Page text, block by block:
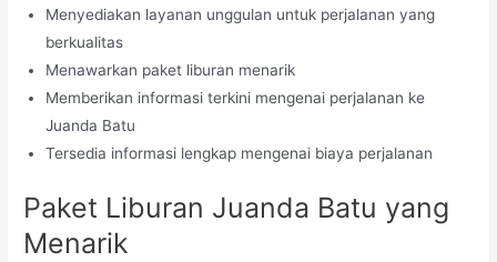
Menyediakan layanan unggulan untuk perjalanan yang
berkualitas
Menawarkan paket liburan menarik
Memberikan informasi terkini mengenai perjalanan ke
Juanda Batu
Tersedia informasi lengkap mengenai biaya perjalanan
Paket Liburan Juanda Batu yang
Menarik